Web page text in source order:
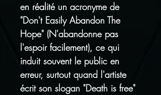
en réalité un acronyme de
"Don't Easily Abandon The
Hope" (N'abandonne pas
l'espoir facilement), ce qui
induit souvent le public en
erreur, surtout quand l'artiste
écrit son slogan "Death is free"